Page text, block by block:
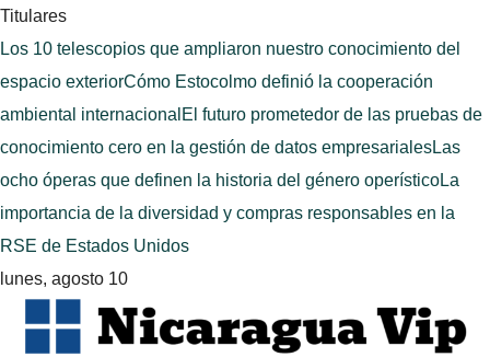
Titulares
Los 10 telescopios que ampliaron nuestro conocimiento del
espacio exteriorCómo Estocolmo definió la cooperación
ambiental internacional El futuro prometedor de las pruebas de
conocimiento cero en la gestión de datos empresarialesLas
ocho óperas que definen la historia del género operísticoLa
importancia de la diversidad y compras responsables en la
RSE de Estados Unidos
lunes, agosto 10